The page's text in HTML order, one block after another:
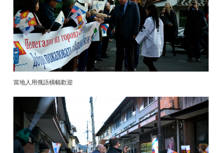
當地人用俄語橫幅歡迎